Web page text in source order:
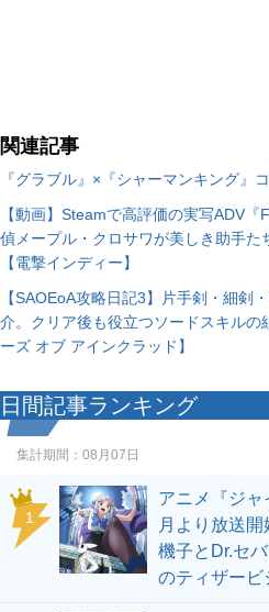
関連記事
『グラブル』×『シャーマンキング』
【動画】Steamで高評価の実写ADV
偵メープル・クロサワが美しき助手
【電撃インディー】
【SAOEoA攻略日記3】片手剣・細剣
介。クリア後も役立つソードスキルの
ーズ オブ アインクラッド】
日間記事ランキング
集計期間： 08月07日
1
アニメ『ジ
月より放送
機子とDr.セ
のティザービ